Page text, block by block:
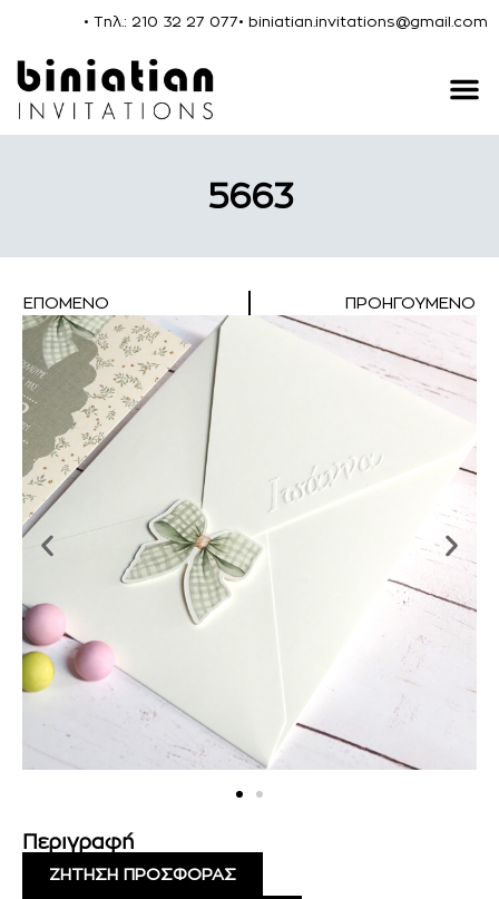
• Τηλ.: 210 32 27 077• biniatian.invitations@gmail.com
5663
Περιγραφή
ΖΗΤΗΣΗ ΠΡΟΣΦΟΡΑΣ
ΕΠΌΜΕΝΟ ΠΡΟΗΓΟΎΜΕΝΟ